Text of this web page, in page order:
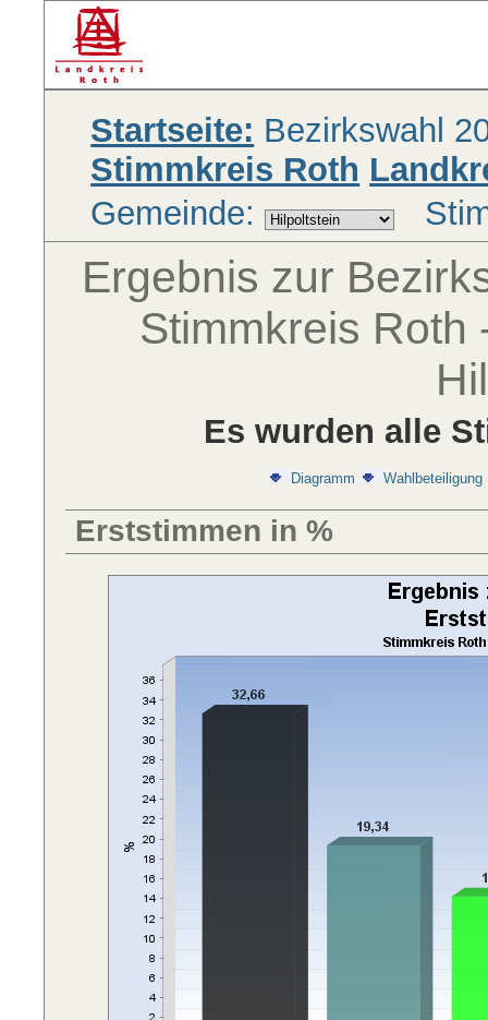
Startseite: Bezirkswahl
Stimmkreis Roth
Gemeinde:
Ergebnis zur
Stimmkreis Roth
Es wurden alle
Diagramm Wahlbeteiligung
Erststimmen in %